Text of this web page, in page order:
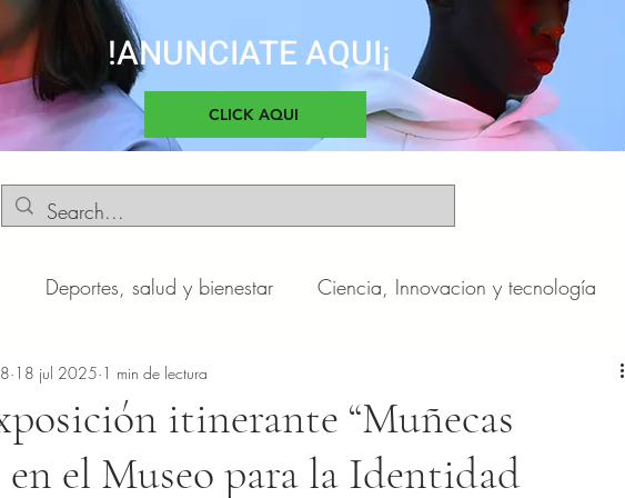
!ANUNCIATE AQUI¡
CLICK AQUI
Deportes, salud y bienestar Ciencia, Innovacion y tecnología
Negocios y Emprendimientos Cultura, sociedad y entretenimiento
Automóviles Novedades
itinerante “Muñecas
en el Museo para la Identidad
18 jul 2025 1 min de lectura